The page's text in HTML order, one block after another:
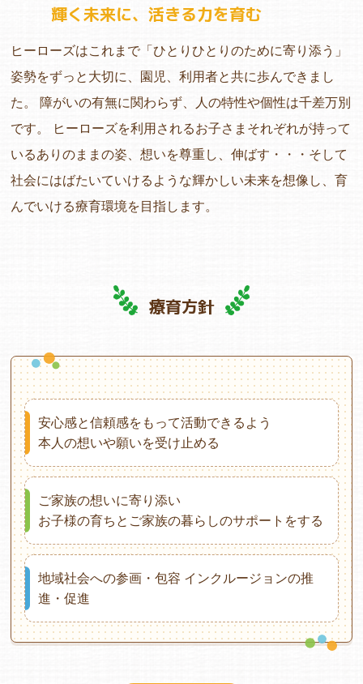
輝く未来に、活きる力を育む
ヒーローズはこれまで「ひとりひとりのために寄り添う」
姿勢をずっと大切に、園児、利用者と共に歩んできまし
た。 障がいの有無に関わらず、人の特性や個性は千差万別
です。 ヒーローズを利用されるお子さまそれぞれが持って
いるありのままの姿、想いを尊重し、伸ばす・・・そして
社会にはばたいていけるような輝かしい未来を想像し、育
んでいける療育環境を目指します。
療育方針
安心感と信頼感をもって活動できるよう
本人の想いや願いを受け止める
ご家族の想いに寄り添い
お子様の育ちとご家族の暮らしのサポートをする
地域社会への参画・包容 インクルージョンの推
進・促進